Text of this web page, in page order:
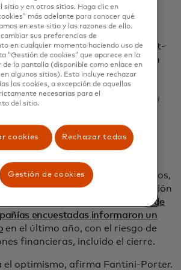
las crecientes amenazas
digital es vital en un mundo post-
de las compañías tuvieron
estrategia omnicanal, dijo. En
nuevas compañías que aceptan
estaban solo en línea, pero para
al 44%. Y construir una
solo genera ventas, sino que
los prestamistas potenciales,
de capital.
a lo digital vienen nuevos desafíos,
de ciberseguridad. La investigación
año pasado mostró que el
46% de
encuestadas informaron un
en el último año, con el riesgo de
financieras, incluido el cierre.
el optimismo, afirma Fantini-Porter.
sitio y en otros sitios. Haga clic en
más adelante para conocer qué
en este sitio y las razones de ello.
sus preferencias de
en cualquier momento haciendo uso de
“Gestión de cookies” que aparece en la
la pantalla (disponible como enlace en
algunos sitios). Esto incluye rechazar
las cookies, a excepción de aquellas
necesarias para el
del sitio.
cookies Rechazar todas
Gestión de cookies